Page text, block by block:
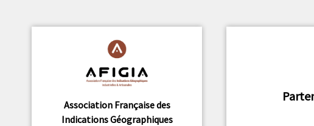
Association Française des
Indications Géographiques